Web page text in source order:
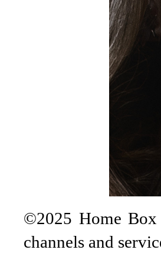
©2025 Home
channels and